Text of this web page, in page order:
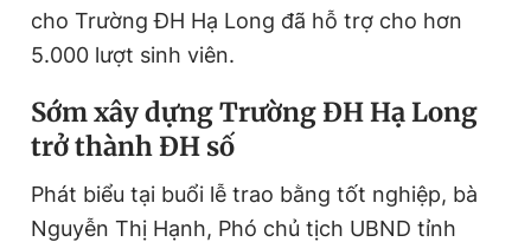
cho Trường ĐH Hạ Long đã hỗ trợ cho hơn
5.000 lượt sinh viên.
Sớm xây dựng Trường ĐH Hạ Long
trở thành ĐH số
Phát biểu tại buổi lễ trao bằng tốt nghiệp, bà
Nguyễn Thị Hạnh, Phó chủ tịch UBND tỉnh